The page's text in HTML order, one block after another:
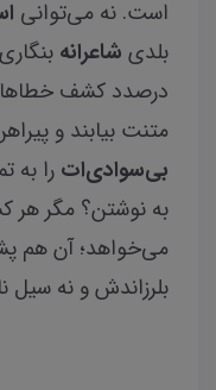
است. نه می‌توانی
بلدی شاعرانه
درصدد کشف
متنت بیابند و
بی‌سوادی‌ات را به
به نوشتن؟ مگر هر
می‌خواهد؛ آن هم
بلرزاندش و نه سیل